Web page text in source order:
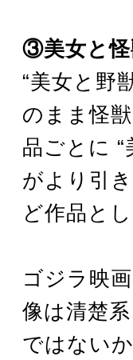
③美女と怪
“美女と野
のまま怪
品ごとに
がより引
ど作品と
ゴジラ映
像は清楚
ではない